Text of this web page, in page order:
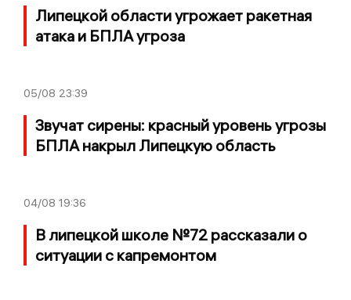
Липецкой области угрожает ракетная
атака и БПЛА угроза
05/08 23:39
Звучат сирены: красный уровень угрозы
БПЛА накрыл Липецкую область
04/08 19:36
В липецкой школе №72 рассказали о
ситуации с капремонтом